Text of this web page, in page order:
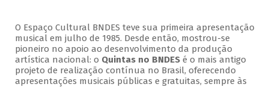
O Espaço Cultural BNDES teve sua primeira apresentação
musical em julho de 1985. Desde então, mostrou-se
pioneiro no apoio ao desenvolvimento da produção
artística nacional: o Quintas no BNDESé o mais antigo
projeto de realização contínua no Brasil, oferecendo
apresentações musicais públicas e gratuitas, sempre às